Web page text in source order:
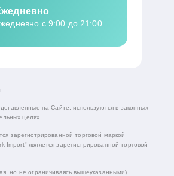
с 9:00 до 21:00
на Сайте, используются в законных
целях.
зарегистрированной торговой маркой
Import" является зарегистрированной торговой
но не ограничиваясь вышеуказанными)